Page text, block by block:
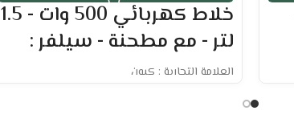
خلاط كهربائي 500 وات - 1.5
لتر - مع مطحنة - سيلفر :
العلامة التجارية : كيون